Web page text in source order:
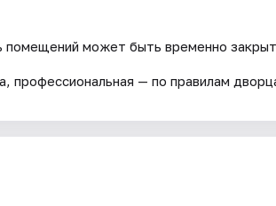
может быть временно
профессиональная — по правилам